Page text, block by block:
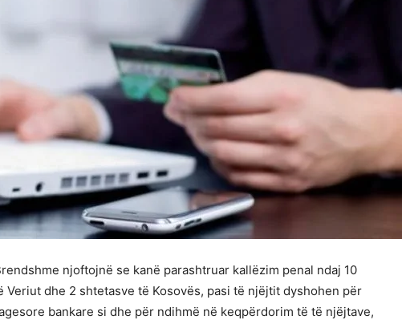
njoftojnë se kanë parashtruar kallëzim penal ndaj 10
Veriut dhe 2 shtetasve të Kosovës, pasi të njëjtit dyshohen për
bankare si dhe për ndihmë në keqpërdorim të të njëjtave,